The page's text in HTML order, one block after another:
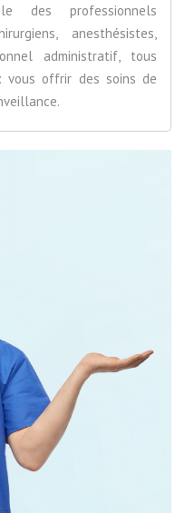
des professionnels
anesthésistes,
administratif, tous
vous offrir des soins de